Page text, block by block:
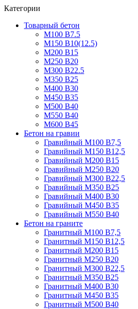
Категории
Товарный бетон
М100 В7.5
М150 В10(12.5)
М200 В15
М250 В20
М300 В22.5
М350 В25
М400 В30
М450 В35
М500 В40
М550 В40
М600 В45
Бетон на гравии
Гравийный М100 В7,5
Гравийный М150 В12,5
Гравийный М200 В15
Гравийный М250 В20
Гравийный М300 В22,5
Гравийный М350 В25
Гравийный М400 В30
Гравийный М450 В35
Гравийный М550 В40
Бетон на граните
Гранитный М100 В7,5
Гранитный М150 В12,5
Гранитный М200 В15
Гранитный М250 В20
Гранитный М300 В22,5
Гранитный М350 В25
Гранитный М400 В30
Гранитный М450 В35
Гранитный М500 В40